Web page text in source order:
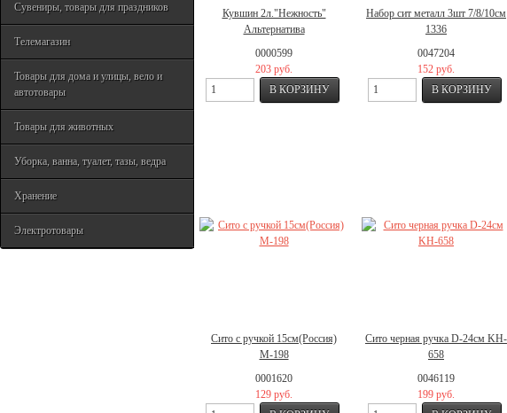
Сувениры, товары для праздников
Телемагазин
Товары для дома и улицы, вело и
автотовары
Товары для животных
Уборка, ванна, туалет, тазы, ведра
Хранение
Электротовары
Кувшин 2л."Нежность"
Альтернатива
0000599
203 руб.
Набор сит металл 3шт 7/8/10см
1336
0047204
152 руб.
Сито с ручкой 15см(Россия)
М-198
0001620
129 руб.
Сито черная ручка D-24см KH-
658
0046119
199 руб.